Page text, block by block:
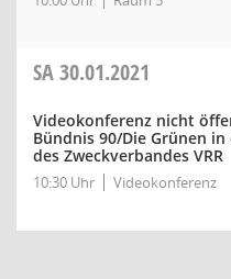
SA30.01.2021
Videokonferenz nicht
Bündnis 90/Die Grünen
des Zweckverbandes VRR
10:30 Uhr Videokonferenz